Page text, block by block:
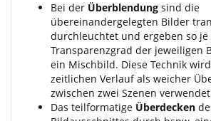
Bei der Überblendung sind die
übereinandergelegten Bilder
durchleuchtet und ergeben so je
Transparenzgrad der jeweiligen
ein Mischbild. Diese Technik
zeitlichen Verlauf als weicher
zwischen zwei Szenen
Das teilformatige Überdecken